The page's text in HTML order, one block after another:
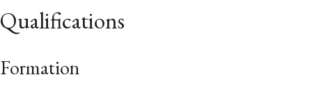
Qualifications
Formation